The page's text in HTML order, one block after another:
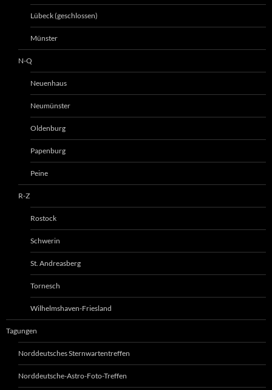
Lübeck (geschlossen)
Münster
N-Q
Neuenhaus
Neumünster
Oldenburg
Papenburg
Peine
R-Z
Rostock
Schwerin
St. Andreasberg
Tornesch
Wilhelmshaven-Friesland
Tagungen
Norddeutsches Sternwartentreffen
Norddeutsche-Astro-Foto-Treffen